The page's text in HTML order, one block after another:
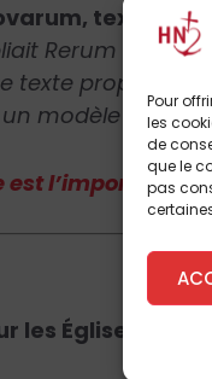
Pour
les
de
que le
pas
texte
Rerum
texte
un modèle pour
est l’importance
les Églises